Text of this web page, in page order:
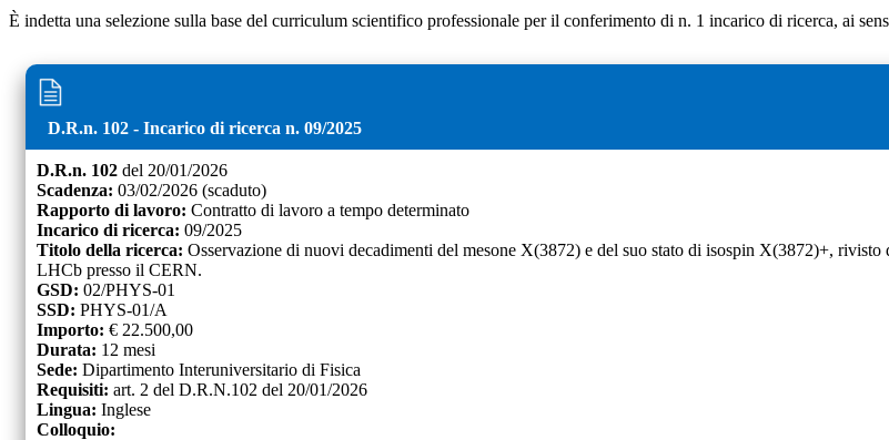
È indetta una selezione sulla base del curriculum scientifico professionale per il conferimento di n. 1 incarico di ricerca, ai
D.R.n. 102 - Incarico di ricerca n. 09/2025
D.R.n. 102 del 20/01/2026
Scadenza: 03/02/2026 (scaduto)
Rapporto di lavoro: Contratto di lavoro a tempo determinato
Incarico di ricerca: 09/2025
Titolo della ricerca: Osservazione di nuovi decadimenti del mesone X(3872) e del suo stato di isospin X(3872)+,
LHCb presso il CERN.
GSD: 02/PHYS-01
SSD: PHYS-01/A
Importo: € 22.500,00
Durata: 12 mesi
Sede: Dipartimento Interuniversitario di Fisica
Requisiti: art. 2 del D.R.N.102 del 20/01/2026
Lingua: Inglese
Colloquio: